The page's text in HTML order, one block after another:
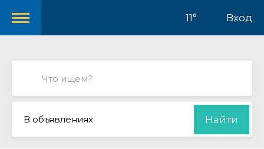
11° Вход
В объявлениях Найти